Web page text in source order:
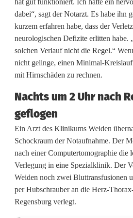
hat gut funktioniert. Ich hatte ein
dabei“, sagt der Notarzt. Es habe ihn
kurzem erfahren habe, dass der
neurologischen Defizite erlitten habe.
solchen Verlauf nicht die Regel.“
nicht gelinge, einen Minimal-Kreislauf
mit Hirnschäden zu rechnen.
Nachts um 2 Uhr nach
geflogen
Ein Arzt des Klinikums Weiden
Schockraum der Notaufnahme. Der
nach einer Computertomographie die
Verlegung in eine Spezialklinik. Der
Weiden noch zwei Bluttransfusionen
per Hubschrauber an die Herz-
Regensburg verlegt.